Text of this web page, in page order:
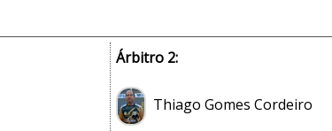
Árbitro 2:
Thiago Gomes Cordeiro